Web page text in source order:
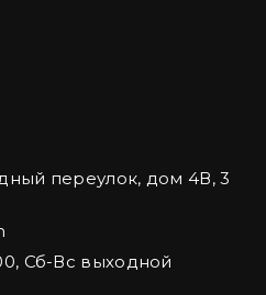
переулок, дом 4В, 3
Сб-Вс выходной